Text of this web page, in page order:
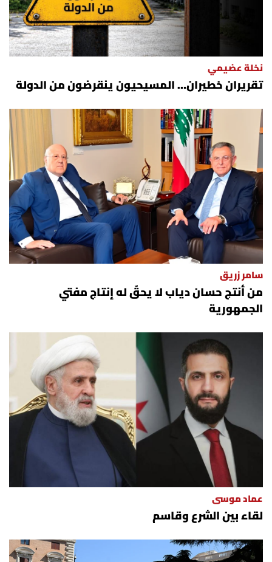
نخلة عضيمي
تقريران خطيران… المسيحيون ينقرضون من الدولة
سامر زريق
من أنتج حسان دياب لا يحقّ له إنتاج مفتي
الجمهورية
عماد موسى
لقاء بين الشرع وقاسم